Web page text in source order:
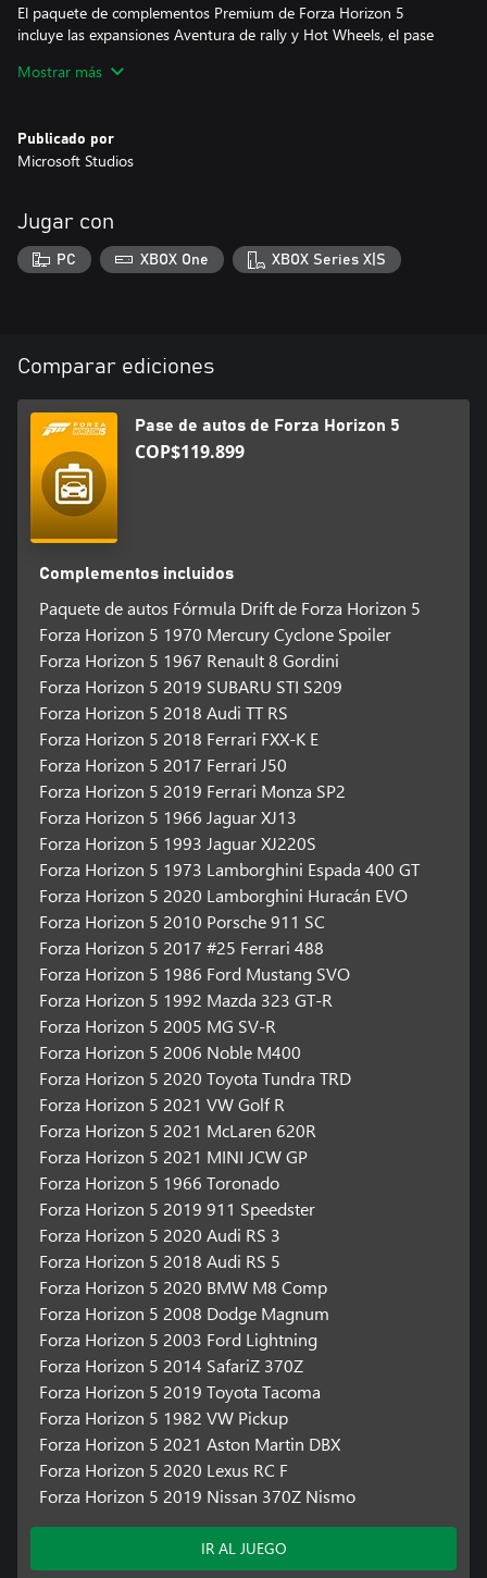
El paquete de complementos Premium de Forza Horizon 5
incluye las expansiones Aventura de rally y Hot Wheels, el pase
Mostrar más
Publicado por
Microsoft Studios
Jugar con
PC XBOX One XBOX Series X|S
Comparar ediciones
Pase de autos de Forza Horizon 5
COP$119.899
Complementos incluidos
Paquete de autos Fórmula Drift de Forza Horizon 5
Forza Horizon 5 1970 Mercury Cyclone Spoiler
Forza Horizon 5 1967 Renault 8 Gordini
Forza Horizon 5 2019 SUBARU STI S209
Forza Horizon 5 2018 Audi TT RS
Forza Horizon 5 2018 Ferrari FXX-K E
Forza Horizon 5 2017 Ferrari J50
Forza Horizon 5 2019 Ferrari Monza SP2
Forza Horizon 5 1966 Jaguar XJ13
Forza Horizon 5 1993 Jaguar XJ220S
Forza Horizon 5 1973 Lamborghini Espada 400 GT
Forza Horizon 5 2020 Lamborghini Huracán EVO
Forza Horizon 5 2010 Porsche 911 SC
Forza Horizon 5 2017 #25 Ferrari 488
Forza Horizon 5 1986 Ford Mustang SVO
Forza Horizon 5 1992 Mazda 323 GT-R
Forza Horizon 5 2005 MG SV-R
Forza Horizon 5 2006 Noble M400
Forza Horizon 5 2020 Toyota Tundra TRD
Forza Horizon 5 2021 VW Golf R
Forza Horizon 5 2021 McLaren 620R
Forza Horizon 5 2021 MINI JCW GP
Forza Horizon 5 1966 Toronado
Forza Horizon 5 2019 911 Speedster
Forza Horizon 5 2020 Audi RS 3
Forza Horizon 5 2018 Audi RS 5
Forza Horizon 5 2020 BMW M8 Comp
Forza Horizon 5 2008 Dodge Magnum
Forza Horizon 5 2003 Ford Lightning
Forza Horizon 5 2014 SafariZ 370Z
Forza Horizon 5 2019 Toyota Tacoma
Forza Horizon 5 1982 VW Pickup
Forza Horizon 5 2021 Aston Martin DBX
Forza Horizon 5 2020 Lexus RC F
Forza Horizon 5 2019 Nissan 370Z Nismo
IR AL JUEGO